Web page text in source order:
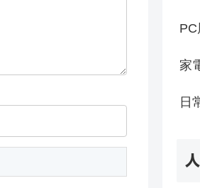
家
日